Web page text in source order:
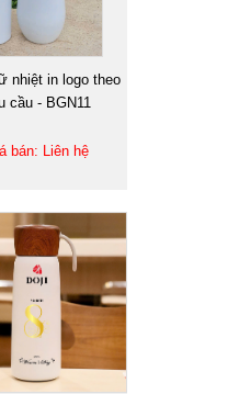
nhiệt in logo theo
cầu - BGN11
bán: Liên hệ